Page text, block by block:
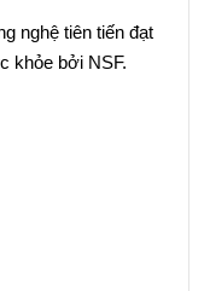
nghệ tiên tiến đạt
khỏe bởi NSF.